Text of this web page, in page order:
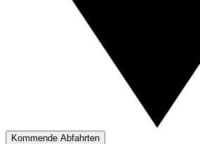
Kommende Abfahrten